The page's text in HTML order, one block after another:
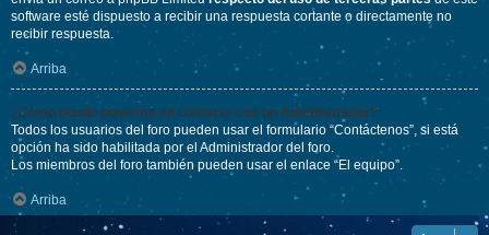
software esté dispuesto a recibir una respuesta cortante o directamente no
recibir respuesta.
Arriba
¿Cómo puedo ponerme en contacto con un Administrador?
Todos los usuarios del foro pueden usar el formulario “Contáctenos”, si está
opción ha sido habilitada por el Administrador del foro.
Los miembros del foro también pueden usar el enlace “El equipo”.
Arriba